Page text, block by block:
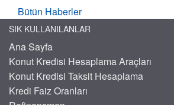
Bütün Haberler
SIK KULLANILANLAR
Ana Sayfa
Konut Kredisi Hesaplama Araçları
Konut Kredisi Taksit Hesaplama
Kredi Faiz Oranları